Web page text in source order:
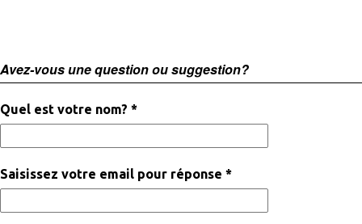
Avez-vous une question ou suggestion?
Quel est votre nom? *
Saisissez votre email pour réponse *